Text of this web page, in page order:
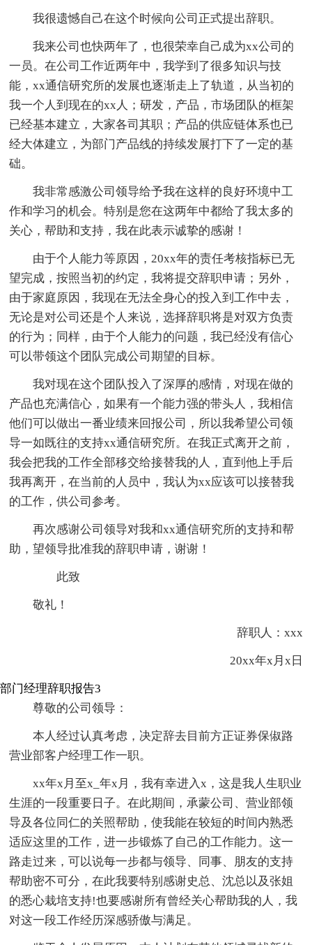
我很遗憾自己在这个时候向公司正式提出辞职。
我来公司也快两年了，也很荣幸自己成为xx公司的
一员。在公司工作近两年中，我学到了很多知识与技
能，xx通信研究所的发展也逐渐走上了轨道，从当初的
我一个人到现在的xx人；研发，产品，市场团队的框架
已经基本建立，大家各司其职；产品的供应链体系也已
经大体建立，为部门产品线的持续发展打下了一定的基
础。
我非常感激公司领导给予我在这样的良好环境中工
作和学习的机会。特别是您在这两年中都给了我太多的
关心，帮助和支持，我在此表示诚挚的感谢！
由于个人能力等原因，20xx年的责任考核指标已无
望完成，按照当初的约定，我将提交辞职申请；另外，
由于家庭原因，我现在无法全身心的投入到工作中去，
无论是对公司还是个人来说，选择辞职将是对双方负责
的行为；同样，由于个人能力的问题，我已经没有信心
可以带领这个团队完成公司期望的目标。
我对现在这个团队投入了深厚的感情，对现在做的
产品也充满信心，如果有一个能力强的带头人，我相信
他们可以做出一番业绩来回报公司，所以我希望公司领
导一如既往的支持xx通信研究所。在我正式离开之前，
我会把我的工作全部移交给接替我的人，直到他上手后
我再离开，在当前的人员中，我认为xx应该可以接替我
的工作，供公司参考。
再次感谢公司领导对我和xx通信研究所的支持和帮
助，望领导批准我的辞职申请，谢谢！
此致
敬礼！
辞职人：xxx
20xx年x月x日
部门经理辞职报告3
尊敬的公司领导：
本人经过认真考虑，决定辞去目前方正证券保俶路
营业部客户经理工作一职。
xx年x月至x_年x月，我有幸进入x，这是我人生职业
生涯的一段重要日子。在此期间，承蒙公司、营业部领
导及各位同仁的关照帮助，使我能在较短的时间内熟悉
适应这里的工作，进一步锻炼了自己的工作能力。这一
路走过来，可以说每一步都与领导、同事、朋友的支持
帮助密不可分，在此我要特别感谢史总、沈总以及张姐
的悉心栽培支持!也要感谢所有曾经关心帮助我的人，我
对这一段工作经历深感骄傲与满足。